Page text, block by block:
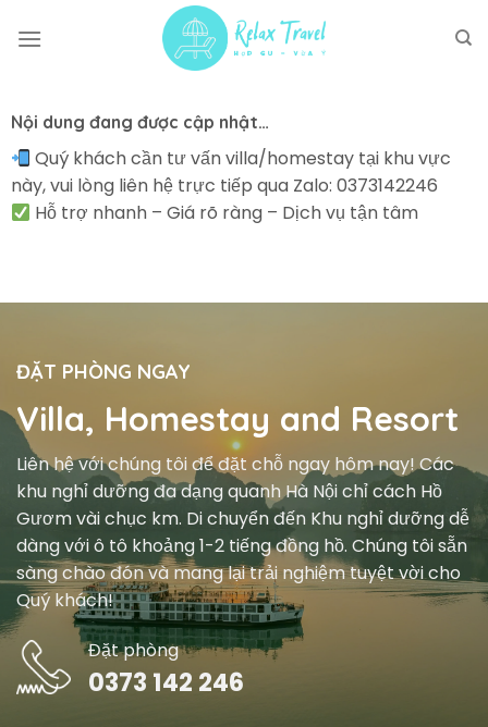
Nội dung đang được cập nhật…
Quý khách cần tư vấn villa/homestay tại khu vực
này, vui lòng liên hệ trực tiếp qua Zalo: 0373142246
Hỗ trợ nhanh – Giá rõ ràng – Dịch vụ tận tâm
ĐẶT PHÒNG NGAY
Villa, Homestay and Resort
Liên hệ với chúng tôi để đặt chỗ ngay hôm nay! Các
khu nghỉ dưỡng đa dạng quanh Hà Nội chỉ cách Hồ
Gươm vài chục km. Di chuyển đến Khu nghỉ dưỡng dễ
dàng với ô tô khoảng 1-2 tiếng đồng hồ. Chúng tôi sẵn
sàng chào đón và mang lại trải nghiệm tuyệt vời cho
Quý khách!
Đặt phòng
0373 142 246